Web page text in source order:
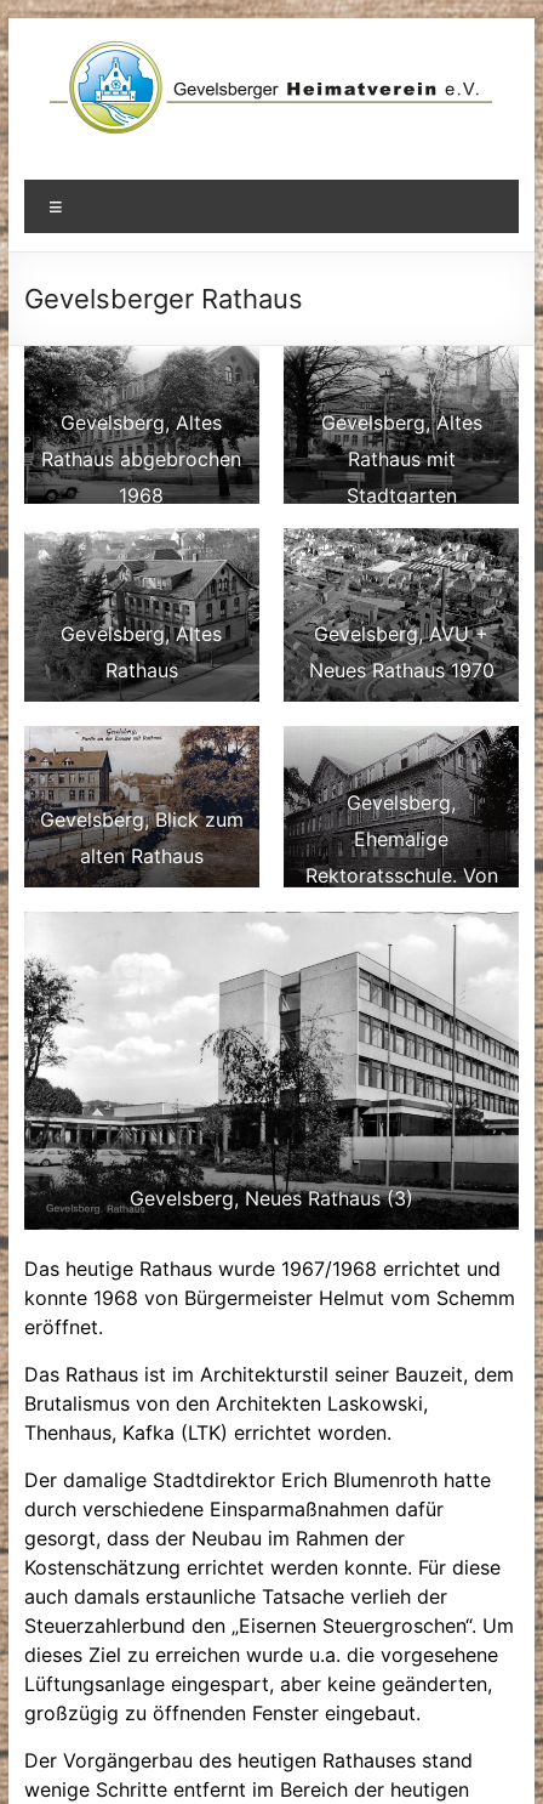
Zum
Inhalt
springen
Gevelsberger Rathaus
Gevelsberg, Altes
Rathaus abgebrochen
1968
Gevelsberg, Altes
Rathaus mit
Stadtgarten
Gevelsberg, Altes
Rathaus
Gevelsberg, AVU +
Neues Rathaus 1970
Gevelsberg, Blick zum
alten Rathaus
Gevelsberg,
Ehemalige
Rektoratsschule. Von
1899 bis 1968
Rathaus
Gevelsberg, Neues Rathaus (3)
Das heutige Rathaus wurde 1967/1968 errichtet und
konnte 1968 von Bürgermeister Helmut vom Schemm
eröffnet.
Das Rathaus ist im Architekturstil seiner Bauzeit, dem
Brutalismus von den Architekten Laskowski,
Thenhaus, Kafka (LTK) errichtet worden.
Der damalige Stadtdirektor Erich Blumenroth hatte
durch verschiedene Einsparmaßnahmen dafür
gesorgt, dass der Neubau im Rahmen der
Kostenschätzung errichtet werden konnte. Für diese
auch damals erstaunliche Tatsache verlieh der
Steuerzahlerbund den „Eisernen Steuergroschen“. Um
dieses Ziel zu erreichen wurde u.a. die vorgesehene
Lüftungsanlage eingespart, aber keine geänderten,
großzügig zu öffnenden Fenster eingebaut.
Der Vorgängerbau des heutigen Rathauses stand
wenige Schritte entfernt im Bereich der heutigen